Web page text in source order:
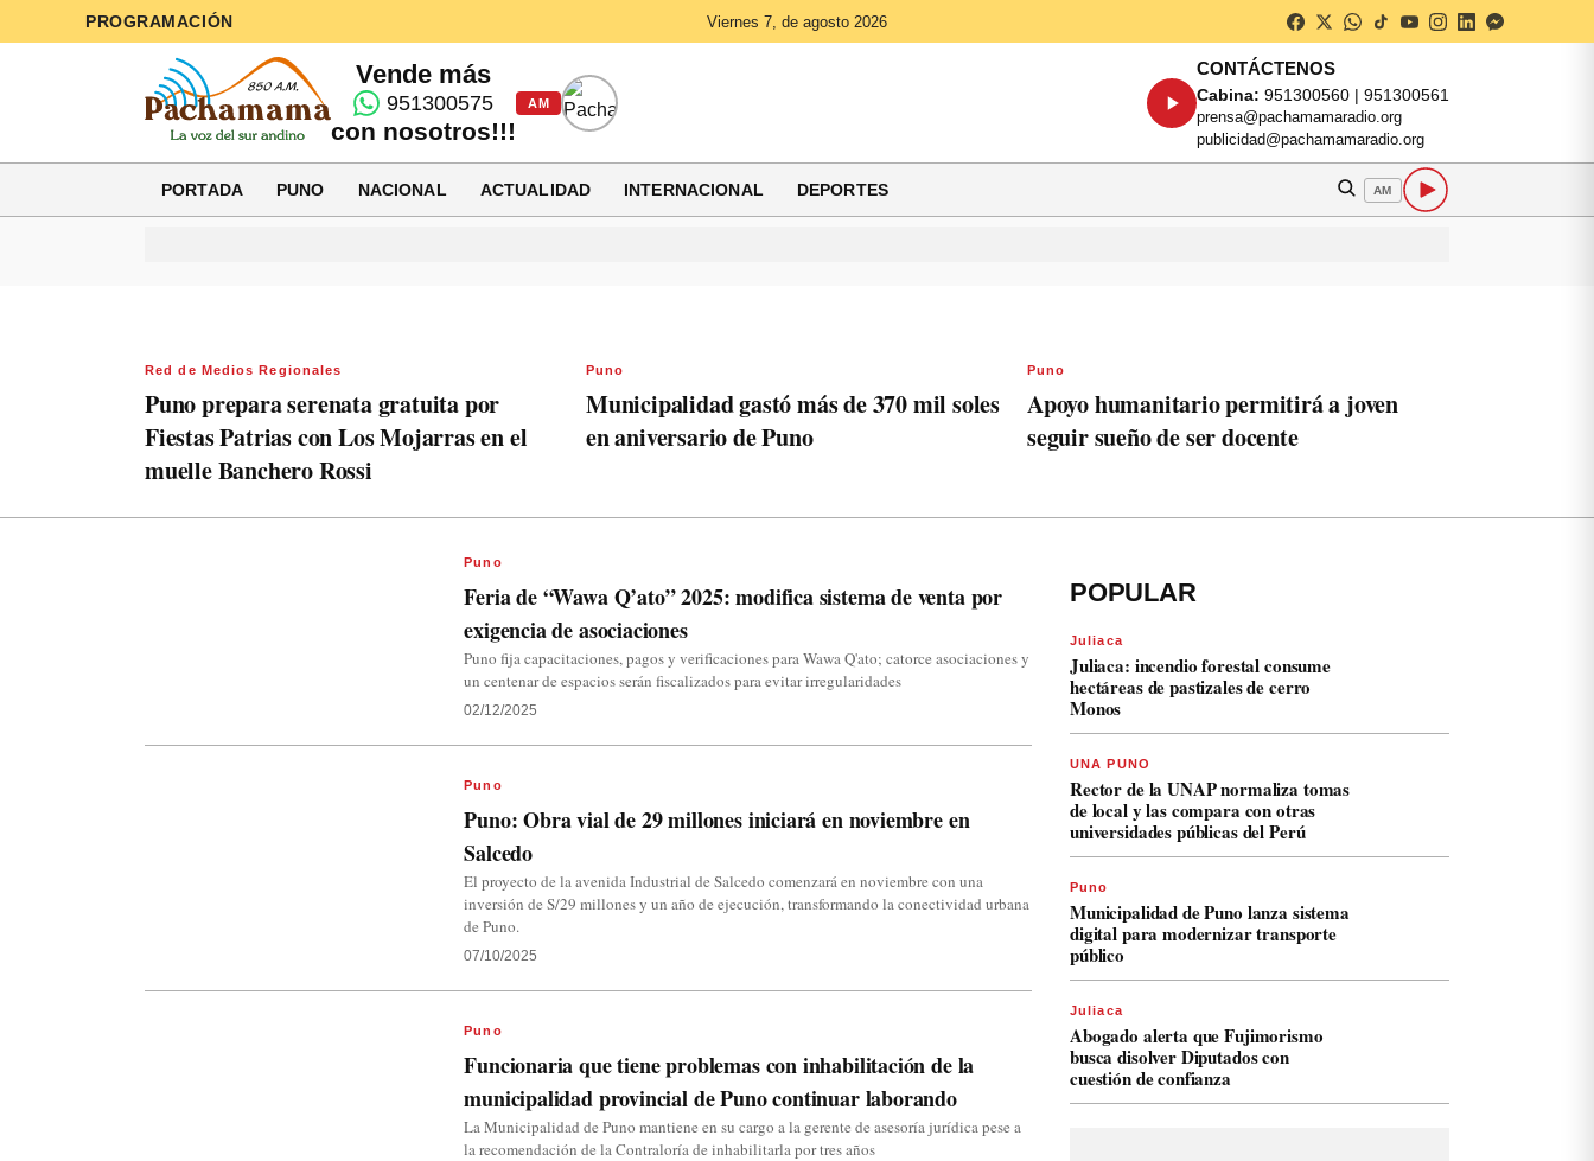
PROGRAMACIÓN Viernes 7, de agosto 2026
Vende más
951300575
con nosotros!!!
AM
CONTÁCTENOS
Cabina: 951300560 | 951300561
prensa@pachamamaradio.org
publicidad@pachamamaradio.org
PORTADA PUNO NACIONAL ACTUALIDAD INTERNACIONAL DEPORTES AM
Red de Medios Regionales
Puno prepara serenata gratuita por
Fiestas Patrias con Los Mojarras en el
muelle Banchero Rossi
Puno
Municipalidad gastó más de 370 mil soles
en aniversario de Puno
Puno
Apoyo humanitario permitirá a joven
seguir sueño de ser docente
Puno
Feria de “Wawa Q’ato” 2025: modifica sistema de venta por
exigencia de asociaciones
Puno fija capacitaciones, pagos y verificaciones para Wawa Q'ato; catorce asociaciones y
un centenar de espacios serán fiscalizados para evitar irregularidades
02/12/2025
Puno
Puno: Obra vial de 29 millones iniciará en noviembre en
Salcedo
El proyecto de la avenida Industrial de Salcedo comenzará en noviembre con una
inversión de S/29 millones y un año de ejecución, transformando la conectividad urbana
de Puno.
07/10/2025
Puno
Funcionaria que tiene problemas con inhabilitación de la
municipalidad provincial de Puno continuar laborando
La Municipalidad de Puno mantiene en su cargo a la gerente de asesoría jurídica pese a
la recomendación de la Contraloría de inhabilitarla por tres años
POPULAR
Juliaca
Juliaca: incendio forestal consume
hectáreas de pastizales de cerro
Monos
UNA PUNO
Rector de la UNAP normaliza tomas
de local y las compara con otras
universidades públicas del Perú
Puno
Municipalidad de Puno lanza sistema
digital para modernizar transporte
público
Juliaca
Abogado alerta que Fujimorismo
busca disolver Diputados con
cuestión de confianza